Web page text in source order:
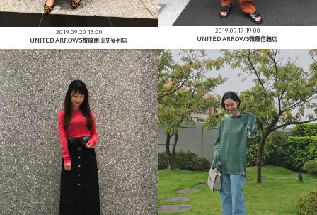
2019.09.20 13:00
UNITED ARROWS微風南山艾妥列店
2019.09.17 19:00
UNITED ARROWS微風信義店